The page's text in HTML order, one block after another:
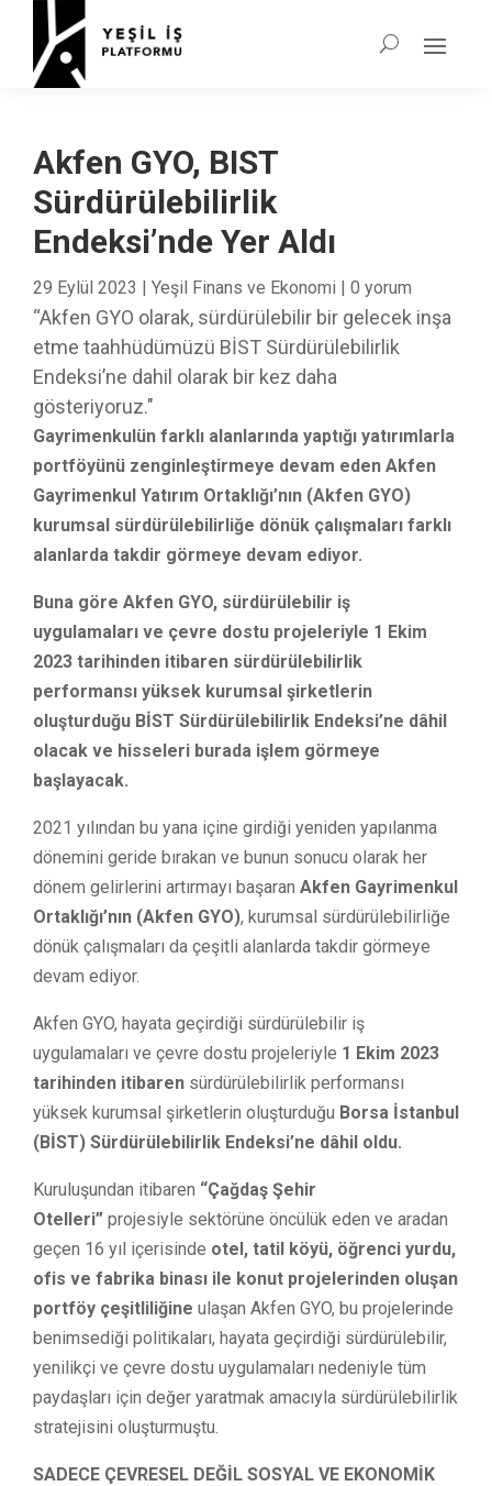
Akfen GYO, BIST
Sürdürülebilirlik
Endeksi’nde Yer Aldı
29 Eylül 2023 | Yeşil Finans ve Ekonomi | 0 yorum
“Akfen GYO olarak, sürdürülebilir bir gelecek inşa
etme taahhüdümüzü BİST Sürdürülebilirlik
Endeksi’ne dahil olarak bir kez daha
gösteriyoruz."
Gayrimenkulün farklı alanlarında yaptığı yatırımlarla
portföyünü zenginleştirmeye devam eden Akfen
Gayrimenkul Yatırım Ortaklığı’nın (Akfen GYO)
kurumsal sürdürülebilirliğe dönük çalışmaları farklı
alanlarda takdir görmeye devam ediyor.
Buna göre Akfen GYO, sürdürülebilir iş
uygulamaları ve çevre dostu projeleriyle 1 Ekim
2023 tarihinden itibaren sürdürülebilirlik
performansı yüksek kurumsal şirketlerin
oluşturduğu BİST Sürdürülebilirlik Endeksi’ne dâhil
olacak ve hisseleri burada işlem görmeye
başlayacak.
2021 yılından bu yana içine girdiği yeniden yapılanma
dönemini geride bırakan ve bunun sonucu olarak her
dönem gelirlerini artırmayı başaran Akfen Gayrimenkul
Ortaklığı’nın (Akfen GYO), kurumsal sürdürülebilirliğe
dönük çalışmaları da çeşitli alanlarda takdir görmeye
devam ediyor.
Akfen GYO, hayata geçirdiği sürdürülebilir iş
uygulamaları ve çevre dostu projeleriyle 1 Ekim 2023
tarihinden itibaren sürdürülebilirlik performansı
yüksek kurumsal şirketlerin oluşturduğu Borsa İstanbul
(BİST) Sürdürülebilirlik Endeksi’ne dâhil oldu.
Kuruluşundan itibaren “Çağdaş Şehir
Otelleri” projesiyle sektörüne öncülük eden ve aradan
geçen 16 yıl içerisinde otel, tatil köyü, öğrenci yurdu,
ofis ve fabrika binası ile konut projelerinden oluşan
portföy çeşitliliğine ulaşan Akfen GYO, bu projelerinde
benimsediği politikaları, hayata geçirdiği sürdürülebilir,
yenilikçi ve çevre dostu uygulamaları nedeniyle tüm
paydaşları için değer yaratmak amacıyla sürdürülebilirlik
stratejisini oluşturmuştu.
SADECE ÇEVRESEL DEĞİL SOSYAL VE EKONOMİK